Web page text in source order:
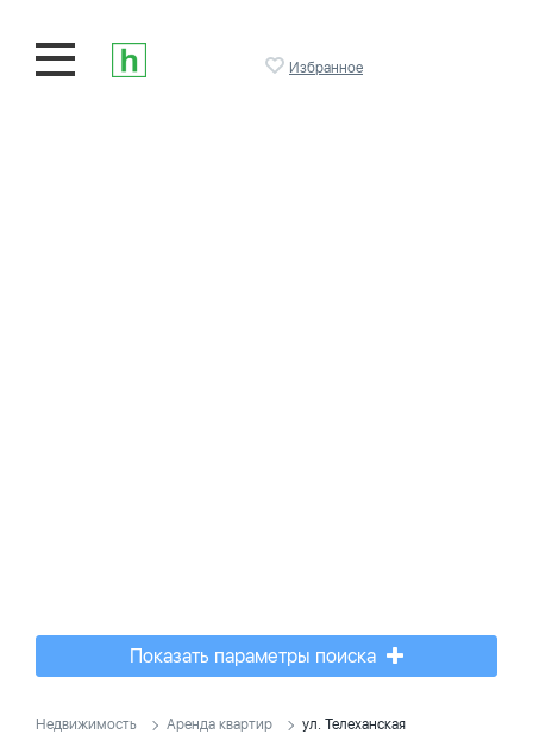
Избранное
Показать параметры поиска
Недвижимость Аренда квартир ул. Телеханская